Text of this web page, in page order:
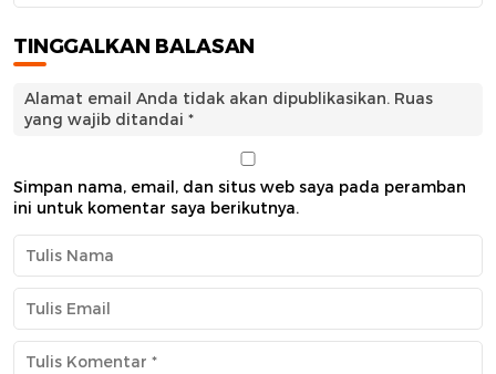
TINGGALKAN BALASAN
Alamat email Anda tidak akan dipublikasikan. Ruas
yang wajib ditandai *
Simpan nama, email, dan situs web saya pada peramban
ini untuk komentar saya berikutnya.